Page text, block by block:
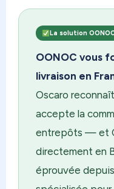
La solution
OONOC vous
livraison en
Oscaro
accepte la
entrepôts — et
directement en
éprouvée